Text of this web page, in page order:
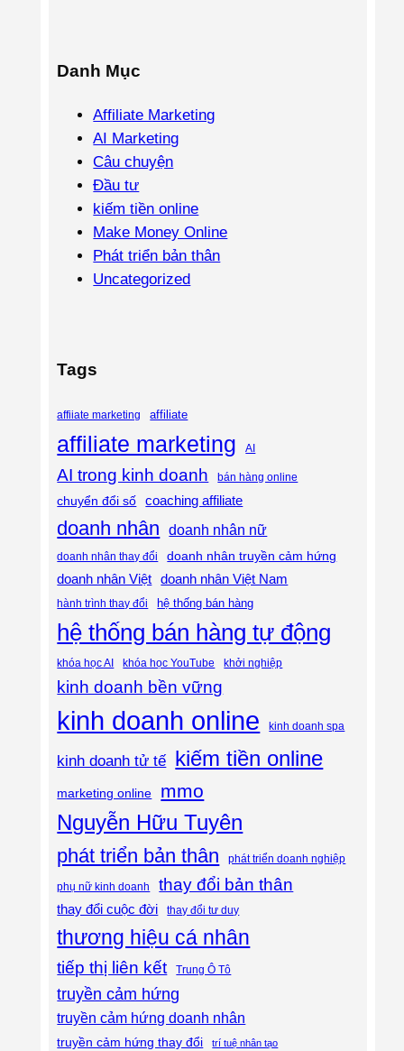
Danh Mục
Affiliate Marketing
AI Marketing
Câu chuyện
Đầu tư
kiếm tiền online
Make Money Online
Phát triển bản thân
Uncategorized
Tags
affiiate marketing affiliate
affiliate marketing AI
AI trong kinh doanh bán hàng online
chuyển đổi số coaching affiliate
doanh nhân doanh nhân nữ
doanh nhân thay đổi doanh nhân truyền cảm hứng
doanh nhân Việt doanh nhân Việt Nam
hành trình thay đổi hệ thống bán hàng
hệ thống bán hàng tự động
khóa học AI khóa học YouTube khởi nghiệp
kinh doanh bền vững
kinh doanh online kinh doanh spa
kinh doanh tử tế kiếm tiền online
marketing online mmo
Nguyễn Hữu Tuyên
phát triển bản thân phát triển doanh nghiệp
phụ nữ kinh doanh thay đổi bản thân
thay đổi cuộc đời thay đổi tư duy
thương hiệu cá nhân
tiếp thị liên kết Trung Ô Tô
truyền cảm hứng
truyền cảm hứng doanh nhân
truyền cảm hứng thay đổi trí tuệ nhân tạo